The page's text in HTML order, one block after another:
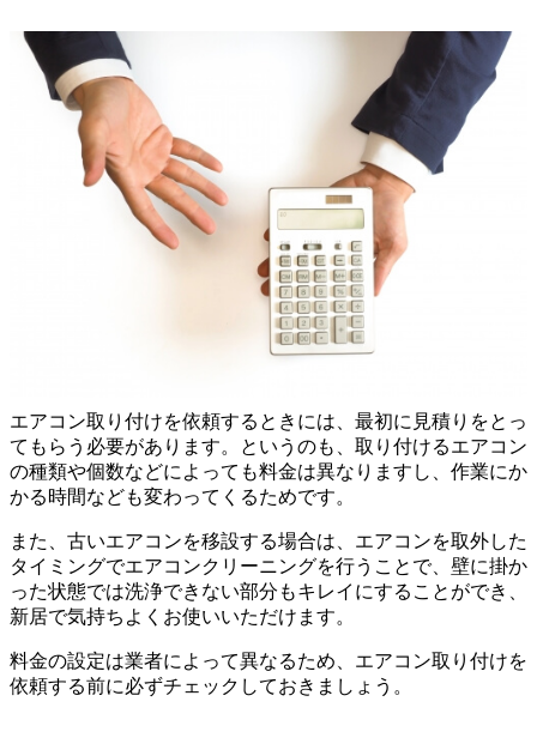
エアコン取り付けを依頼するときには、最初に 見積り をとっ
てもらう必要があります。というのも、取り付けるエアコン
の種類や個数などによっても料金は異なりますし、作業にか
かる時間なども変わってくるためです。
また、古いエアコンを移設する場合は、エアコンを取外した
タイミングでエアコンクリーニングを行うことで、壁に掛か
った状態では洗浄できない部分もキレイにすることができ、
新居で気持ちよくお使いいただけます。
料金の設定は業者によって異なるため、エアコン取り付けを
依頼する前に必ずチェックしておきましょう。